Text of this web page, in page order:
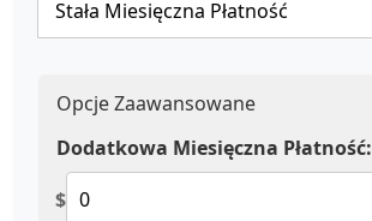
Opcje Zaawansowane
Dodatkowa Miesięczna Płatność:
$